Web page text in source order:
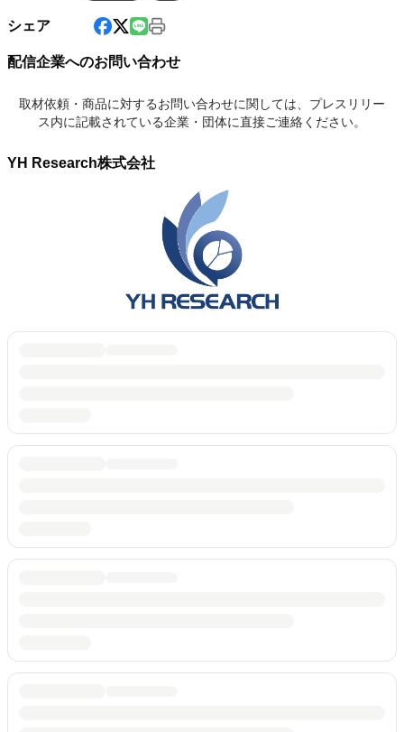
シェア
配信企業へのお問い合わせ
取材依頼・商品に対するお問い合わせに関しては、プレスリリー
ス内に記載されている企業・団体に直接ご連絡ください。
YH Research株式会社